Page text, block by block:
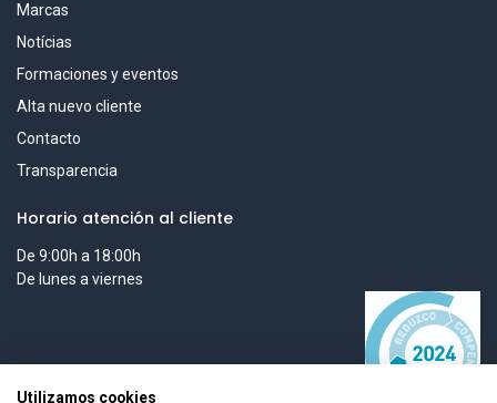
Marcas
Notícias
Formaciones y eventos
Alta nuevo cliente
Contacto
Transparencia
Horario atención al cliente
De 9:00h a 18:00h
De lunes a viernes
Utilizamos cookies